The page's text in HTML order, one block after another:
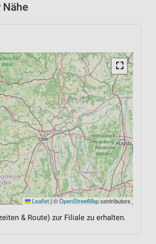
Nähe
⛶
Leaflet | ©OpenStreetMapcontributors
& Route) zur Filiale zu erhalten.